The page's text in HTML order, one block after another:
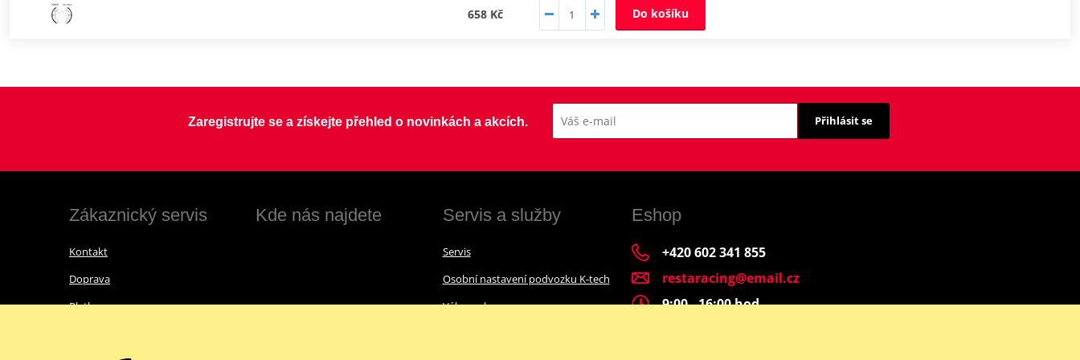
658 Kč Do košíku
Zaregistrujte se a získejte přehled o novinkách a akcích. Přihlásit se
Zákaznický servis
Kontakt
Doprava
Platba
Kde nás najdete Servis a služby
Servis
Osobní nastavení podvozku K-tech
Výkup a bazar
Eshop
+420 602 341 855
restaracing@email.cz
9:00 - 16:00 hod.